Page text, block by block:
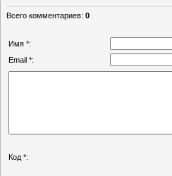
Всего комментариев: 0
Имя *:
Email *:
Код *: